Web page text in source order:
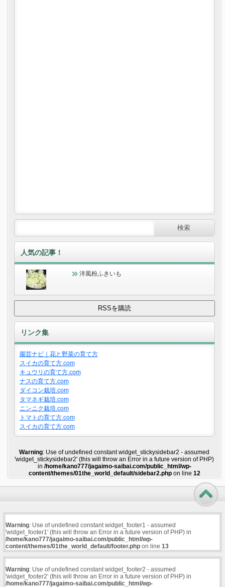
人気の記事！
洋風粉ふきいも
リンク集
園芸ナビ｜花と野菜の育て方
スイカの育て方.com
キュウリの育て方.com
ナスの育て方.com
ダイコン栽培.com
タマネギ栽培.com
ニンニク栽培.com
トマトの育て方.com
スイカの育て方.com
Warning: Use of undefined constant widget_stickysidebar2 - assumed
'widget_stickysidebar2' (this will throw an Error in a future version of PHP)
in /home/kano777/jagaimo-saibai.com/public_html/wp-
content/themes/01the_world_default/sidebar2.phpon line 12
Warning: Use of undefined constant widget_footer1 - assumed
'widget_footer1' (this will throw an Error in a future version of PHP) in
/home/kano777/jagaimo-saibai.com/public_html/wp-
content/themes/01the_world_default/footer.phpon line 13
Warning: Use of undefined constant widget_footer2 - assumed
'widget_footer2' (this will throw an Error in a future version of PHP) in
/home/kano777/jagaimo-saibai.com/public_html/wp-